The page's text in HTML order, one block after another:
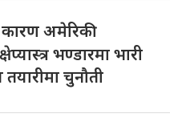
अमेरिकी
भण्डारमा भारी
चुनौती